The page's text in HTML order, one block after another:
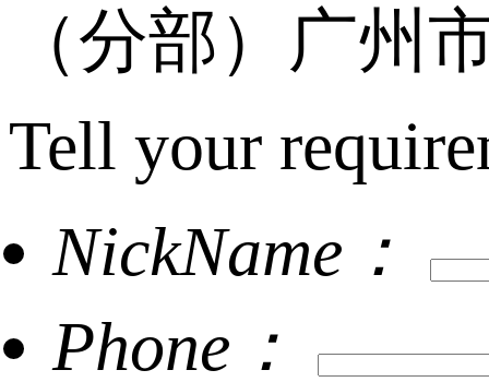
（分部）广州
Tell your
NickName：
Phone：